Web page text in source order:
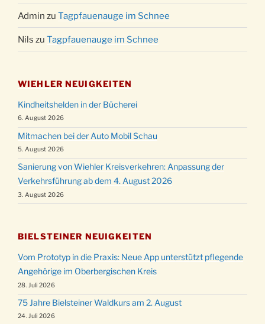
Admin zu Tagpfauenauge im Schnee
Nils zu Tagpfauenauge im Schnee
WIEHLER NEUIGKEITEN
Kindheitshelden in der Bücherei
6. August 2026
Mitmachen bei der Auto Mobil Schau
5. August 2026
Sanierung von Wiehler Kreisverkehren: Anpassung der
Verkehrsführung ab dem 4. August 2026
3. August 2026
BIELSTEINER NEUIGKEITEN
Vom Prototyp in die Praxis: Neue App unterstützt pflegende
Angehörige im Oberbergischen Kreis
28. Juli 2026
75 Jahre Bielsteiner Waldkurs am 2. August
24. Juli 2026